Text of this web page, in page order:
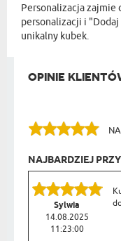
Personalizacja zajmie
personalizacji i
unikalny kubek.
OPINIE
NAJBARDZIEJ
Sylwia
14.08.2025
11:23:00